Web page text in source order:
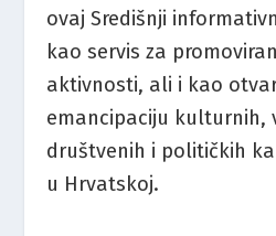
ovaj Središnji
kao servis za
aktivnosti, ali i kao
emancipaciju kulturnih,
društvenih i političkih
u Hrvatskoj.